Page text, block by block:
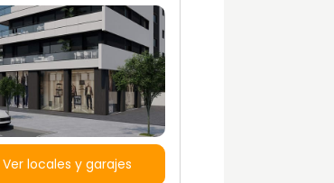
Ver locales y garajes